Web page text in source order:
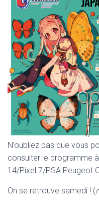
N’oubliez pas que vous
consulter le programme
14/Pixel 7/PSA Peugeot
On se retrouve samedi !